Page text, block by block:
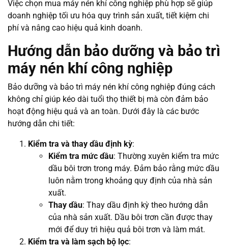
Việc chọn mua máy nén khí công nghiệp phù hợp sẽ giúp
doanh nghiệp tối ưu hóa quy trình sản xuất, tiết kiệm chi
phí và nâng cao hiệu quả kinh doanh.
Hướng dẫn bảo dưỡng và bảo trì
máy nén khí công nghiệp
Bảo dưỡng và bảo trì máy nén khí công nghiệp đúng cách
không chỉ giúp kéo dài tuổi thọ thiết bị mà còn đảm bảo
hoạt động hiệu quả và an toàn. Dưới đây là các bước
hướng dẫn chi tiết:
Kiểm tra và thay dầu định kỳ:
Kiểm tra mức dầu: Thường xuyên kiểm tra mức
dầu bôi trơn trong máy. Đảm bảo rằng mức dầu
luôn nằm trong khoảng quy định của nhà sản
xuất.
Thay dầu: Thay dầu định kỳ theo hướng dẫn
của nhà sản xuất. Dầu bôi trơn cần được thay
mới để duy trì hiệu quả bôi trơn và làm mát.
Kiểm tra và làm sạch bộ lọc: